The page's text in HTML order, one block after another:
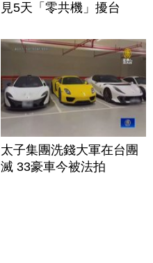
見5天「零共機」擾台
太子集團洗錢大軍在台團
滅 33豪車今被法拍